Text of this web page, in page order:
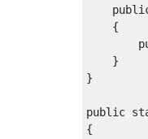
{
}
}
public
{